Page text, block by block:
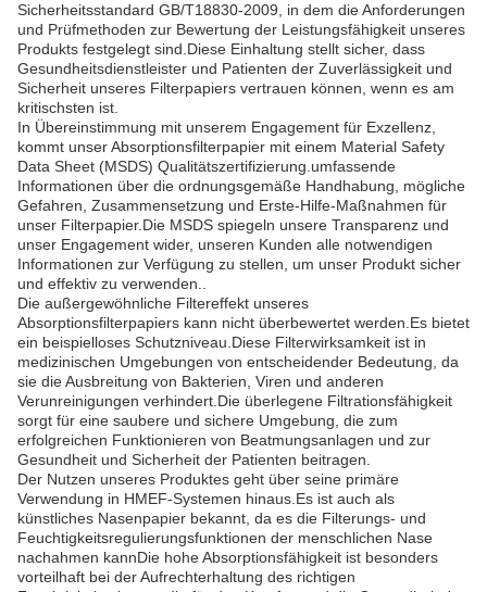
Sicherheitsstandard GB/T18830-2009, in dem die Anforderungen
und Prüfmethoden zur Bewertung der Leistungsfähigkeit unseres
Produkts festgelegt sind.Diese Einhaltung stellt sicher, dass
Gesundheitsdienstleister und Patienten der Zuverlässigkeit und
Sicherheit unseres Filterpapiers vertrauen können, wenn es am
kritischsten ist.
In Übereinstimmung mit unserem Engagement für Exzellenz,
kommt unser Absorptionsfilterpapier mit einem Material Safety
Data Sheet (MSDS) Qualitätszertifizierung.umfassende
Informationen über die ordnungsgemäße Handhabung, mögliche
Gefahren, Zusammensetzung und Erste-Hilfe-Maßnahmen für
unser Filterpapier.Die MSDS spiegeln unsere Transparenz und
unser Engagement wider, unseren Kunden alle notwendigen
Informationen zur Verfügung zu stellen, um unser Produkt sicher
und effektiv zu verwenden..
Die außergewöhnliche Filtereffekt unseres
Absorptionsfilterpapiers kann nicht überbewertet werden.Es bietet
ein beispielloses Schutzniveau.Diese Filterwirksamkeit ist in
medizinischen Umgebungen von entscheidender Bedeutung, da
sie die Ausbreitung von Bakterien, Viren und anderen
Verunreinigungen verhindert.Die überlegene Filtrationsfähigkeit
sorgt für eine saubere und sichere Umgebung, die zum
erfolgreichen Funktionieren von Beatmungsanlagen und zur
Gesundheit und Sicherheit der Patienten beitragen.
Der Nutzen unseres Produktes geht über seine primäre
Verwendung in HMEF-Systemen hinaus.Es ist auch als
künstliches Nasenpapier bekannt, da es die Filterungs- und
Feuchtigkeitsregulierungsfunktionen der menschlichen Nase
nachahmen kannDie hohe Absorptionsfähigkeit ist besonders
vorteilhaft bei der Aufrechterhaltung des richtigen